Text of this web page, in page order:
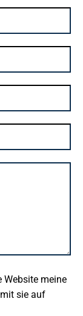
Website meine
sie auf